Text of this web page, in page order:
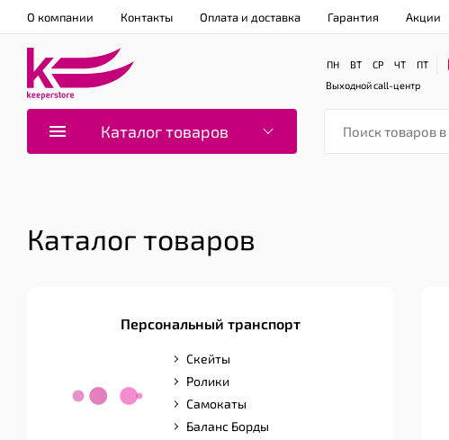
О компании Контакты Оплата и доставка Гарантия Акции
ПН ВТ СР ЧТ ПТ
Выходнойcall-центр
Каталог товаров
Каталог товаров
Персональный транспорт
Скейты
Ролики
Самокаты
Баланс Борды